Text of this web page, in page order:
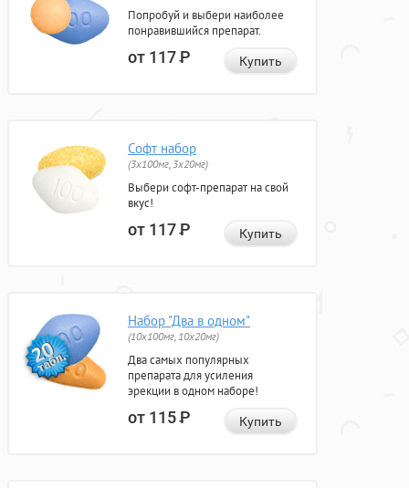
Попробуй и выбери наиболее
понравившийся препарат.
от 117Р Купить
Софт набор
(3x100мг, 3x20мг)
Выбери софт-препарат на свой
вкус!
от 117Р Купить
Набор "Два в одном"
(10x100мг, 10x20мг)
Два самых популярных
препарата для усиления
эрекции в одном наборе!
от 115Р Купить